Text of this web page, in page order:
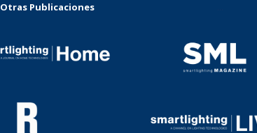
Otras Publicaciones